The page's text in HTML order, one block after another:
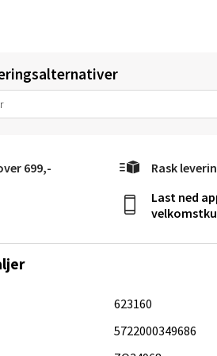
699,- Rask
Last ned
623160
5722000349686